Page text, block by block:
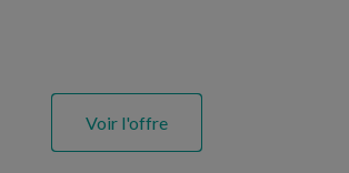
Voir l'offre